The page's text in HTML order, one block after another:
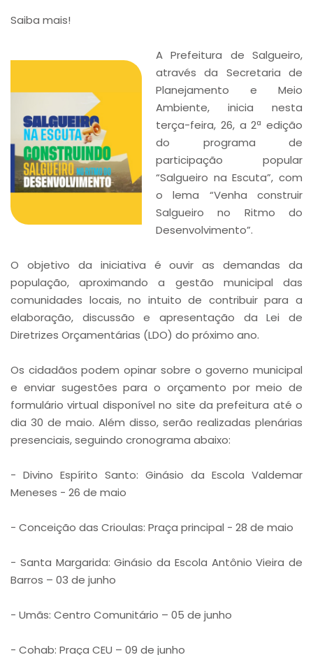
Saiba mais!
A Prefeitura de Salgueiro,
através da Secretaria de
Planejamento e Meio
Ambiente, inicia nesta
terça-feira, 26, a 2ª edição
do programa de
participação popular
“Salgueiro na Escuta”, com
o lema “Venha construir
Salgueiro no Ritmo do
Desenvolvimento”.
O objetivo da iniciativa é ouvir as demandas da
população, aproximando a gestão municipal das
comunidades locais, no intuito de contribuir para a
elaboração, discussão e apresentação da Lei de
Diretrizes Orçamentárias (LDO) do próximo ano.
Os cidadãos podem opinar sobre o governo municipal
e enviar sugestões para o orçamento por meio de
formulário virtual disponível no site da prefeitura até o
dia 30 de maio. Além disso, serão realizadas plenárias
presenciais, seguindo cronograma abaixo:
- Divino Espírito Santo: Ginásio da Escola Valdemar
Meneses - 26 de maio
- Conceição das Crioulas: Praça principal - 28 de maio
- Santa Margarida: Ginásio da Escola Antônio Vieira de
Barros – 03 de junho
- Umãs: Centro Comunitário – 05 de junho
- Cohab: Praça CEU – 09 de junho